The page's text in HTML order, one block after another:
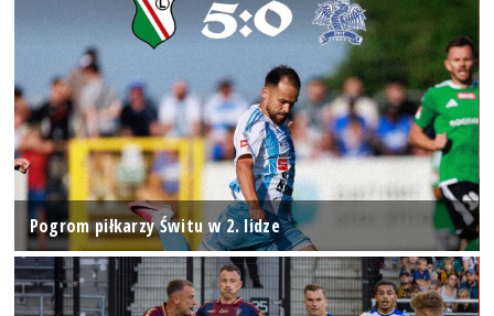
Pogrom piłkarzy Świtu w 2. lidze